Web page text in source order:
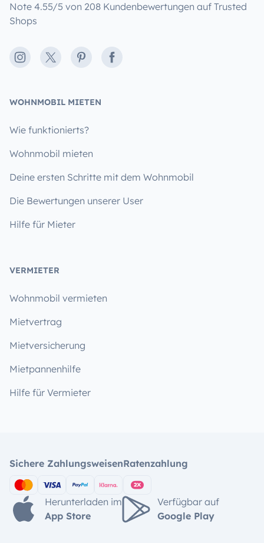
Note 4.55/5 von 208 Kundenbewertungen auf Trusted
Shops
Instagram
X PinterestFacebook
WOHNMOBIL MIETEN
Wie funktionierts?
Wohnmobil mieten
Deine ersten Schritte mit dem Wohnmobil
Die Bewertungen unserer User
Hilfe für Mieter
VERMIETER
Wohnmobil vermieten
Mietvertrag
Mietversicherung
Mietpannenhilfe
Hilfe für Vermieter
Sichere ZahlungsweisenRatenzahlung
Herunterladen im
App Store
Verfügbar auf
Google Play